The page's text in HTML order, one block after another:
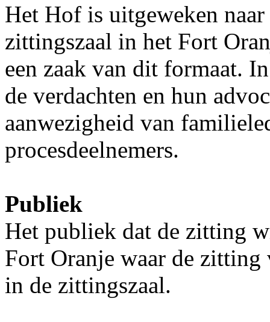
Het Hof is uitgeweken
zittingszaal in het Fort
een zaak van dit formaat.
de verdachten en hun
aanwezigheid van
procesdeelnemers.
Publiek
Het publiek dat de zitting
Fort Oranje waar de
in de zittingszaal.